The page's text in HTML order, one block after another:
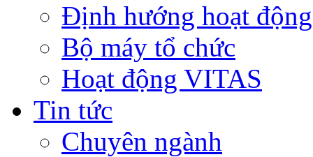
Định hướng hoạt động
Bộ máy tổ chức
Hoạt động VITAS
Tin tức
Chuyên ngành